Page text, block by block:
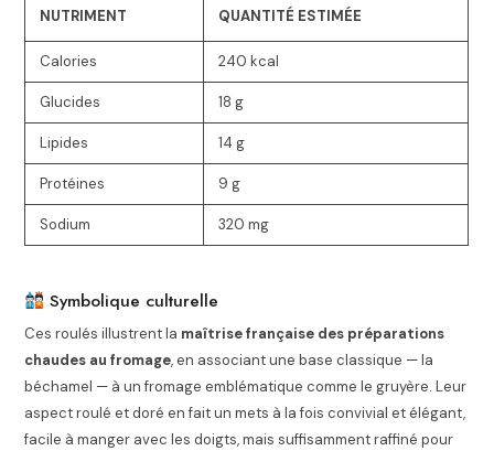
NUTRIMENT QUANTITÉ ESTIMÉE
Calories 240 kcal
Glucides 18 g
Lipides 14 g
Protéines 9 g
Sodium 320 mg
Symbolique culturelle
Ces roulés illustrent la maîtrise française des préparations
chaudes au fromage, en associant une base classique — la
béchamel — à un fromage emblématique comme le gruyère. Leur
aspect roulé et doré en fait un mets à la fois convivial et élégant,
facile à manger avec les doigts, mais suffisamment raffiné pour